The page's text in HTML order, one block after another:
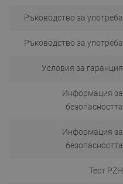
Ръководство за употреба
Ръководство за употреба
Условия за гаранция
Информация за
безопасността
Информация за
безопасността
Тест PZH